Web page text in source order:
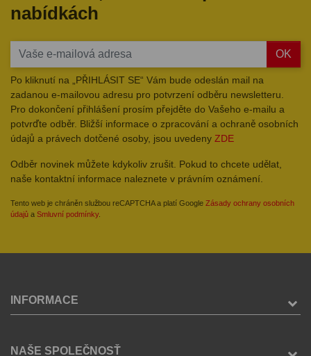
nabídkách
OK
Po kliknutí na „PŘIHLÁSIT SE“ Vám bude odeslán mail na
zadanou e-mailovou adresu pro potvrzení odběru newsletteru.
Pro dokončení přihlášení prosím přejděte do Vašeho e-mailu a
potvrďte odběr. Bližší informace o zpracování a ochraně osobních
údajů a právech dotčené osoby, jsou uvedeny ZDE
Odběr novinek můžete kdykoliv zrušit. Pokud to chcete udělat,
naše kontaktní informace naleznete v právním oznámení.
Tento web je chráněn službou reCAPTCHA a platí Google Zásady ochrany osobních
údajů a Smluvní podmínky.
INFORMACE
NAŠE SPOLEČNOSŤ